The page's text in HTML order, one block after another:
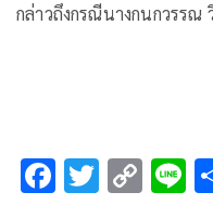
กล่าวถึงกรณีนางกนกวรรณ
F T C